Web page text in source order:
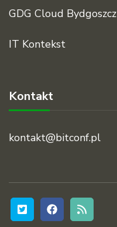
GDG Cloud Bydgoszcz
IT Kontekst
Kontakt
kontakt@bitconf.pl